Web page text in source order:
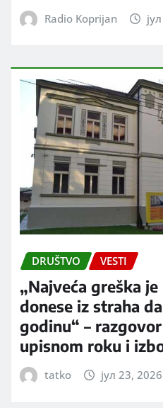
Radio Koprijan
DRUŠTVO VESTI
„Najveća greška
donese iz straha
godinu“ –
upisnom roku i
tatko јул 23, 2026